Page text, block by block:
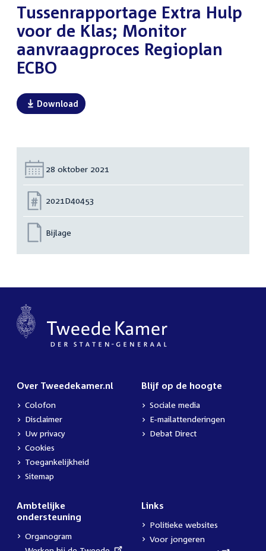
:Tussenrapportage Extra Hulp
voor de Klas; Monitor
aanvraagproces Regioplan
ECBO
Download
Datum:
28 oktober 2021
Nummer:
2021D40453
Bijlage
Over Tweedekamer.nl
Colofon
Disclaimer
Uw privacy
Cookies
Toegankelijkheid
Sitemap
Blijf op de hoogte
Sociale media
E-mailattenderingen
Debat Direct
Ambtelijke
ondersteuning
Organogram
Links
Politieke websites
Voor jongeren